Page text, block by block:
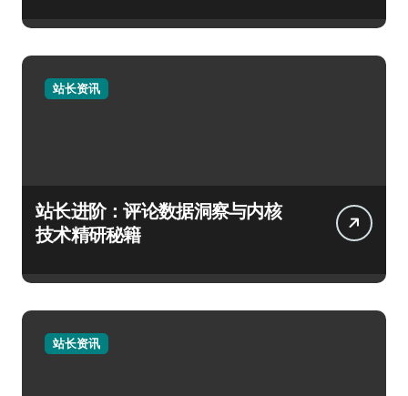
站长资讯
站长进阶：评论数据洞察与内核
技术精研秘籍
站长资讯